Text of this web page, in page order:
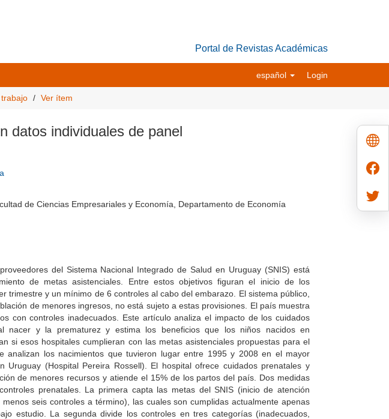
Portal de Revistas Académicas
español Login
Ver ítem
datos individuales de panel
de Ciencias Empresariales y Economía, Departamento de Economía
del Sistema Nacional Integrado de Salud en Uruguay (SNIS) está
de metas asistenciales. Entre estos objetivos figuran el inicio de los
trimestre y un mínimo de 6 controles al cabo del embarazo. El sistema público,
de menores ingresos, no está sujeto a estas provisiones. El país muestra
con controles inadecuados. Este artículo analiza el impacto de los cuidados
nacer y la prematurez y estima los beneficios que los niños nacidos en
si esos hospitales cumplieran con las metas asistenciales propuestas para el
analizan los nacimientos que tuvieron lugar entre 1995 y 2008 en el mayor
Uruguay (Hospital Pereira Rossell). El hospital ofrece cuidados prenatales y
de menores recursos y atiende el 15% de los partos del país. Dos medidas
prenatales. La primera capta las metas del SNIS (inicio de atención
seis controles a término), las cuales son cumplidas actualmente apenas
estudio. La segunda divide los controles en tres categorías (inadecuados,